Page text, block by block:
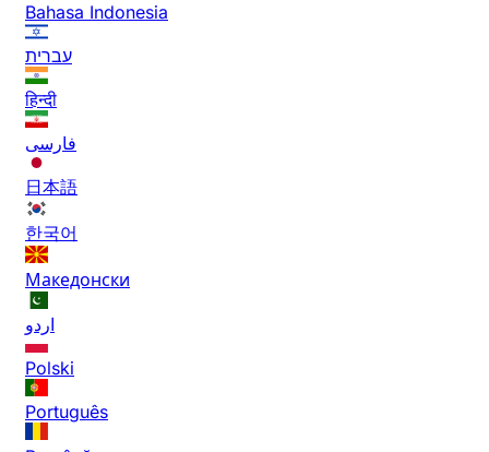
Bahasa Indonesia
עברית
हिन्दी
فارسی
日本語
한국어
Македонски
اردو
Polski
Português